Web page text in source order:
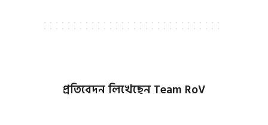
প্রতিবেদন লিখেছেনTeam RoV